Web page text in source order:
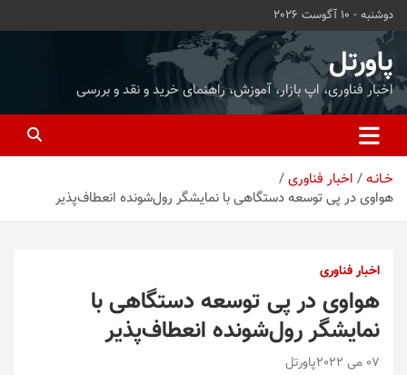
محتوا
بروید
دوشنبه - 10 آگوست 2026
پاورتل
اخبار فناوری، اپ بازار، آموزش، راهنمای خرید و نقد و بررسی
خـانـه
اخبار فناوری
هواوی در پی توسعه دستگاهی با نمایشگر رول‌شونده انعطاف‌پذیر
اخبار فناوری
هواوی در پی توسعه دستگاهی با
نمایشگر رول‌شونده انعطاف‌پذیر
07 می 2022 پاورتل